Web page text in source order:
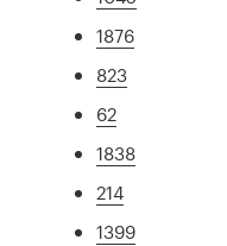
1876
823
62
1838
214
1399